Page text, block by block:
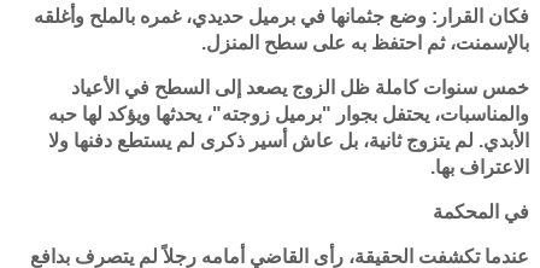
فكان القرار: وضع جثمانها في برميل حديدي، غمره بالملح وأغلقه
بالإسمنت، ثم احتفظ به على سطح المنزل.
خمس سنوات كاملة ظل الزوج يصعد إلى السطح في الأعياد
والمناسبات، يحتفل بجوار "برميل زوجته"، يحدثها ويؤكد لها حبه
الأبدي. لم يتزوج ثانية، بل عاش أسير ذكرى لم يستطع دفنها ولا
الاعتراف بها.
في المحكمة
عندما تكشفت الحقيقة، رأى القاضي أمامه رجلاً لم يتصرف بدافع